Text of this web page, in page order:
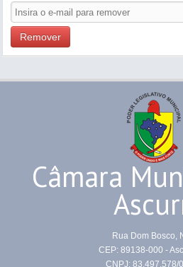
Remover
Câmara
Rua Dom Bosco,
CEP: 89138-000 -
CNPJ: 83.497.578/